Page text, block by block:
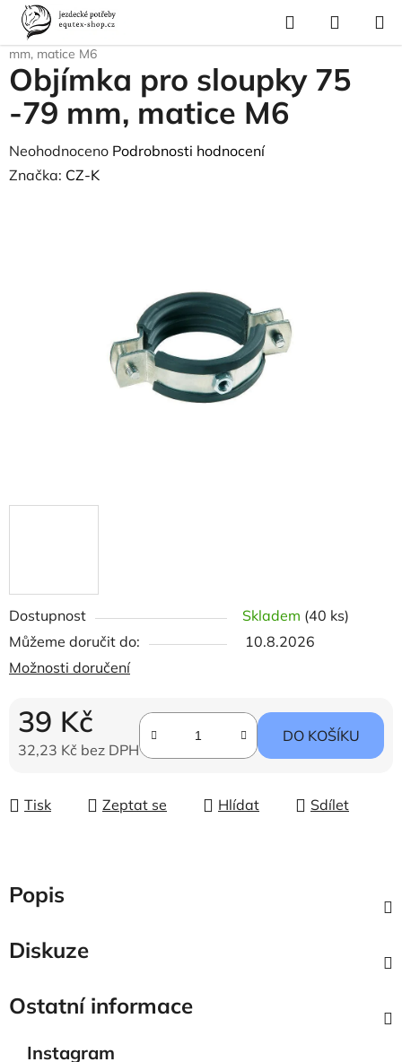
Přejít
obsah
Hledat
KOŠÍK
Domů
Vybavení stáje
mm, matice M6
Dostupnost Skladem (40 ks)
Můžeme doručit do:
10.8.2026
Možnosti doručení
39 Kč
32,23 Kč bez DPH
DO KOŠÍKU
Tisk Zeptat se Hlídat Sdílet
Objímka pro sloupky 75
-79 mm, matice M6
Průměrné
hodnocení
Neohodnoceno Podrobnosti hodnocení
Značka: CZ-K
Popis
Diskuze
Ostatní informace
Instagram